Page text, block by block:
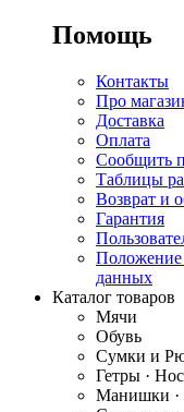
Помощь
Контакты
Про
Доставка
Оплата
Сообщить
Таблицы
Возврат и
Гарантия
Положение
данных
Каталог товаров
Мячи
Обувь
Сумки и
Гетры ·
Манишки ·